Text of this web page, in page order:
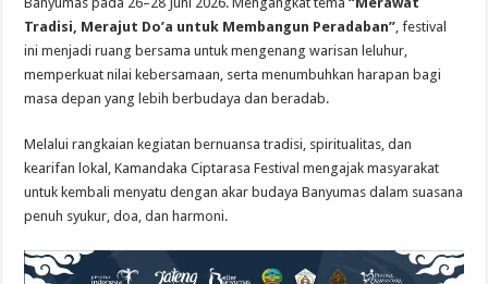
Tradisi, Merajut Do’a untuk Membangun Peradaban”, festival
ini menjadi ruang bersama untuk mengenang warisan leluhur,
memperkuat nilai kebersamaan, serta menumbuhkan harapan bagi
masa depan yang lebih berbudaya dan beradab.
Melalui rangkaian kegiatan bernuansa tradisi, spiritualitas, dan
kearifan lokal, Kamandaka Ciptarasa Festival mengajak masyarakat
untuk kembali menyatu dengan akar budaya Banyumas dalam suasana
penuh syukur, doa, dan harmoni.